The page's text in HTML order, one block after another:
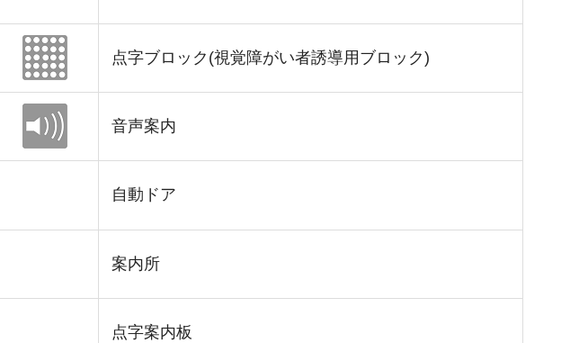
点字ブロック(視覚障がい者誘導用ブロック)
音声案内
自動ドア
案内所
点字案内板